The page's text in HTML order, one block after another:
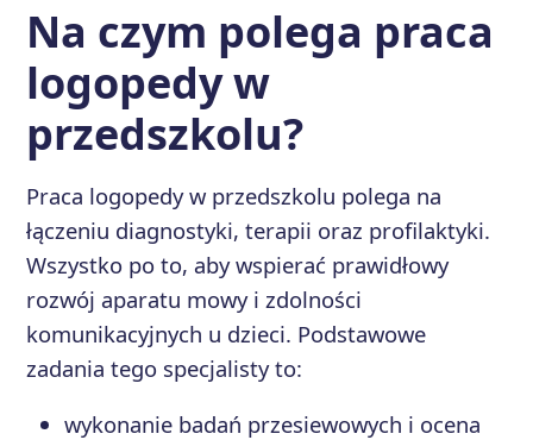
Na czym polega praca
logopedy w
przedszkolu?
Praca logopedy w przedszkolu polega na
łączeniu diagnostyki, terapii oraz profilaktyki.
Wszystko po to, aby wspierać prawidłowy
rozwój aparatu mowy i zdolności
komunikacyjnych u dzieci. Podstawowe
zadania tego specjalisty to:
wykonanie badań przesiewowych i ocena